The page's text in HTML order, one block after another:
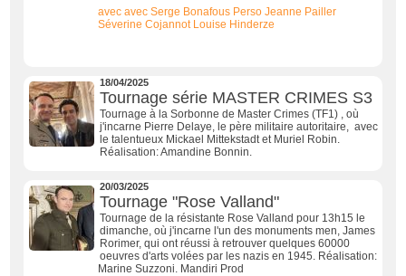
avecavecSerge Bonafous Perso Jeanne Pailler
Séverine Cojannot Louise Hinderze
18/04/2025
Tournage série MASTER CRIMES S3
Tournage à la Sorbonne de Master Crimes (TF1) , où
j'incarne Pierre Delaye, le père militaire autoritaire, avec
le talentueux Mickael Mittekstadt et Muriel Robin.
Réalisation: Amandine Bonnin.
20/03/2025
Tournage "Rose Valland"
Tournage de la résistante Rose Valland pour 13h15 le
dimanche, où j'incarne l'un des monuments men, James
Rorimer, qui ont réussi à retrouver quelques 60000
oeuvres d'arts volées par les nazis en 1945. Réalisation:
Marine Suzzoni. Mandiri Prod